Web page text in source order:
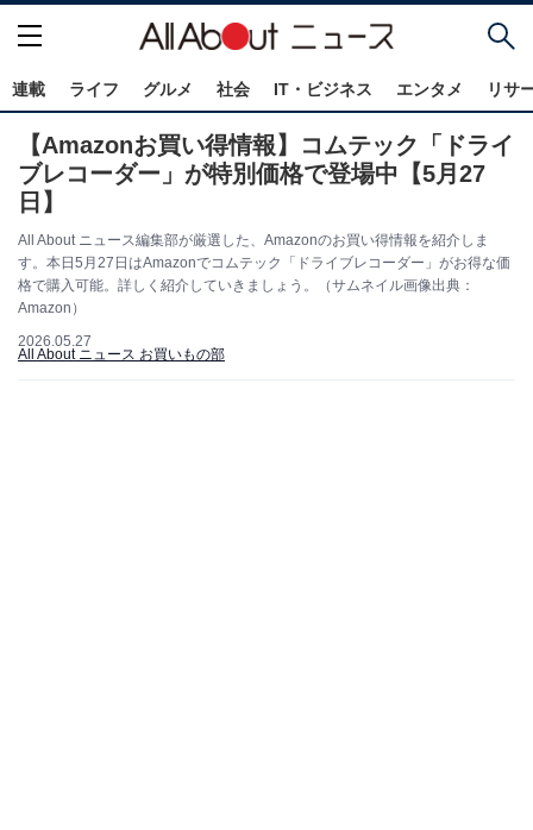
連載 ライフ グルメ 社会 IT・ビジネス エンタメ リサ
【Amazonお買い得情報】コムテック「ドライ
ブレコーダー」が特別価格で登場中【5月27
日】
All About ニュース編集部が厳選した、Amazonのお買い得情報を紹介しま
す。本日5月27日はAmazonでコムテック「ドライブレコーダー」がお得な価
格で購入可能。詳しく紹介していきましょう。（サムネイル画像出典：
Amazon）
2026.05.27
All About ニュース お買いもの部